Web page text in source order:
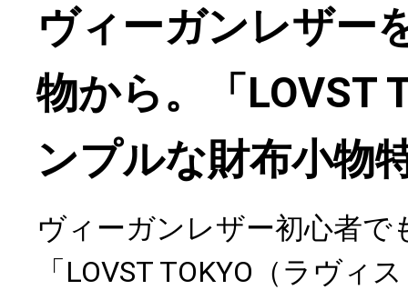
ヴィーガンレザー
物から。「LOVST
ンプルな財布小物
ヴィーガンレザー初心者で
「LOVST TOKYO（ラヴィ